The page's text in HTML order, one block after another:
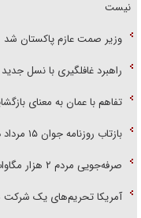
نیست
وزیر صمت عازم پاکستان شد
راهبرد غافلگیری با نسل جدید
تفاهم با عمان به معنای
بازتاب روزنامه جوان ۱۵ مرداد در شبکه خبر
صرفه‌جویی مردم ۲ هزار مگاوات برق تولید کرد
آمریکا تحریم‌های یک شرکت